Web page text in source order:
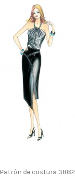
Patrón de costura 3882